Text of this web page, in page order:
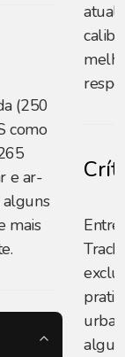
(250
como
e ar-
alguns
mais
Entre